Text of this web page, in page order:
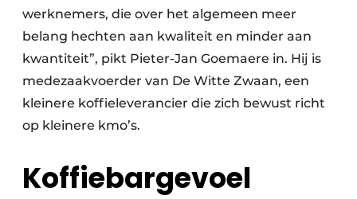
werknemers, die over het algemeen meer
belang hechten aan kwaliteit en minder aan
kwantiteit”, pikt Pieter-Jan Goemaere in. Hij is
medezaakvoerder van De Witte Zwaan, een
kleinere koffieleverancier die zich bewust richt
op ­kleinere kmo’s.
Koffiebargevoel